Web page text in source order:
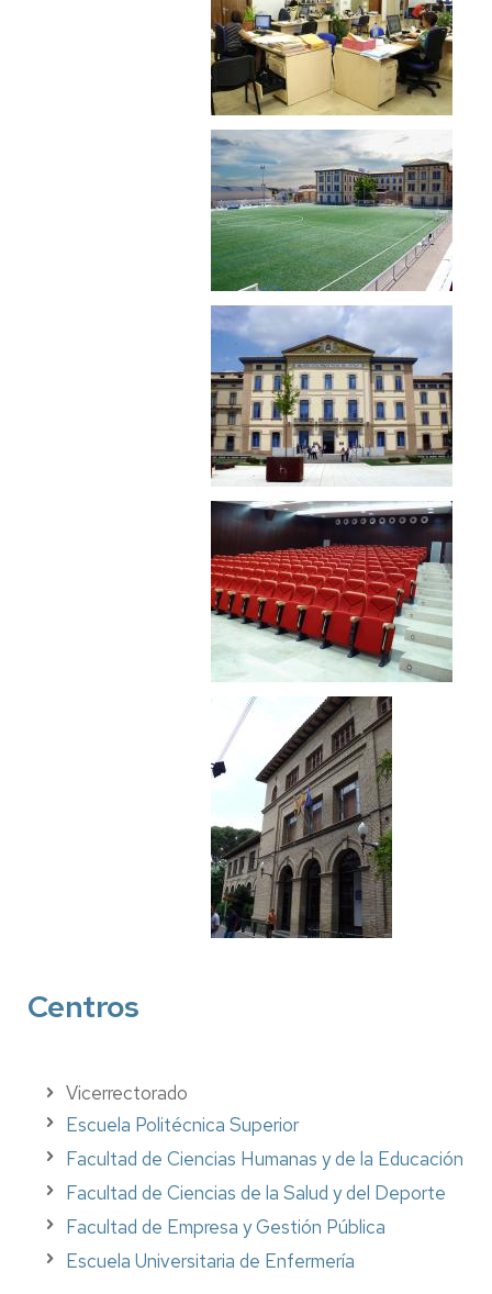
Centros
Vicerrectorado
Escuela Politécnica Superior
Facultad de Ciencias Humanas y de la Educación
Facultad de Ciencias de la Salud y del Deporte
Facultad de Empresa y Gestión Pública
Escuela Universitaria de Enfermería